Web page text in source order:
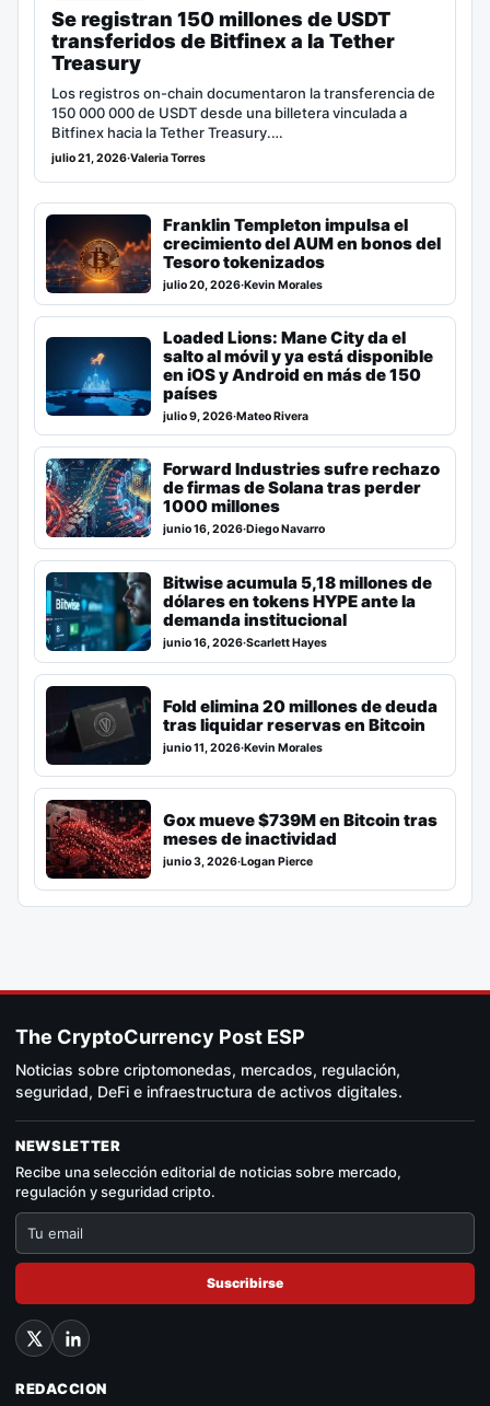
Se registran 150 millones de USDT
transferidos de Bitfinex a la Tether
Treasury
Los registros on-chain documentaron la transferencia de
150 000 000 de USDT desde una billetera vinculada a
Bitfinex hacia la Tether Treasury.…
julio 21, 2026·Valeria Torres
Franklin Templeton impulsa el
crecimiento del AUM en bonos del
Tesoro tokenizados
julio 20, 2026·Kevin Morales
Loaded Lions: Mane City da el
salto al móvil y ya está disponible
en iOS y Android en más de 150
países
julio 9, 2026·Mateo Rivera
Forward Industries sufre rechazo
de firmas de Solana tras perder
1000 millones
junio 16, 2026·Diego Navarro
Bitwise acumula 5,18 millones de
dólares en tokens HYPE ante la
demanda institucional
junio 16, 2026·Scarlett Hayes
Fold elimina 20 millones de deuda
tras liquidar reservas en Bitcoin
junio 11, 2026·Kevin Morales
Gox mueve $739M en Bitcoin tras
meses de inactividad
junio 3, 2026·Logan Pierce
The CryptoCurrency Post ESP
Noticias sobre criptomonedas, mercados, regulación,
seguridad, DeFi e infraestructura de activos digitales.
NEWSLETTER
Recibe una selección editorial de noticias sobre mercado,
regulación y seguridad cripto.
Suscribirse
REDACCION